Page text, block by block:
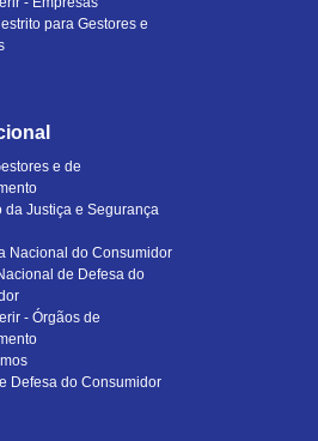
para Gestores e
e de
da Justiça e Segurança
Nacional do Consumidor
de Defesa do
- Órgãos de
Defesa do Consumidor